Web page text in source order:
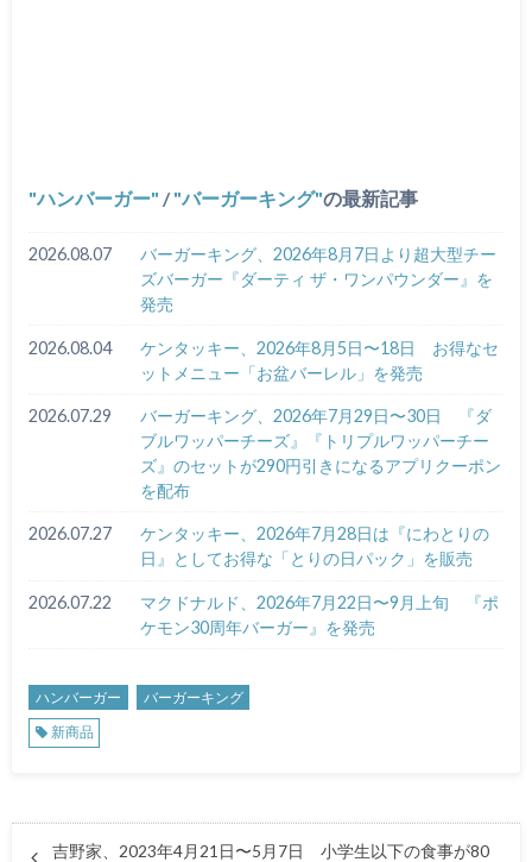
ハンバーガー / バーガーキング の最新記事
2026.08.07
バーガーキング、2026年8月7日より超大型チー
ズバーガー『ダーティ ザ・ワンパウンダー』を
発売
2026.08.04
ケンタッキー、2026年8月5日〜18日 お得なセ
ットメニュー「お盆バーレル」を発売
2026.07.29
バーガーキング、2026年7月29日〜30日 『ダ
ブルワッパーチーズ』『トリプルワッパーチー
ズ』のセットが290円引きになるアプリクーポン
を配布
2026.07.27
ケンタッキー、2026年7月28日は『にわとりの
日』としてお得な「とりの日パック」を販売
2026.07.22
マクドナルド、2026年7月22日〜9月上旬 『ポ
ケモン30周年バーガー』を発売
ハンバーガー
バーガーキング
新商品
吉野家、2023年4月21日〜5月7日 小学生以下の食事が80